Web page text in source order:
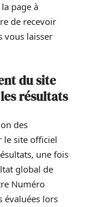
page à
de recevoir
vous laisser
du site
résultats
des
le site officiel
une fois
global de
Numéro
évaluées lors